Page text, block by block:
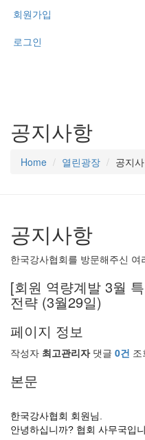
회원가입
로그인
공지사항
Home 열린광장 공지
공지사항
한국강사협회를 방문해주신
[회원 역량계발 3월
전략 (3월29일)
페이지 정보
작성자 최고관리자 댓글 0건 조
본문
한국강사협회 회원님.
안녕하십니까? 협회 사무국입